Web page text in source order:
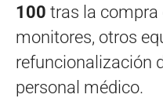
100 tras la compra
monitores, otros
refuncionalización
personal médico.